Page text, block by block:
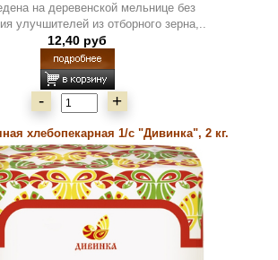
на деревенской мельнице без
улучшителей из отборного зерна,..
12,40 руб
- +
хлебопекарная 1/с "Дивинка", 2 кг.